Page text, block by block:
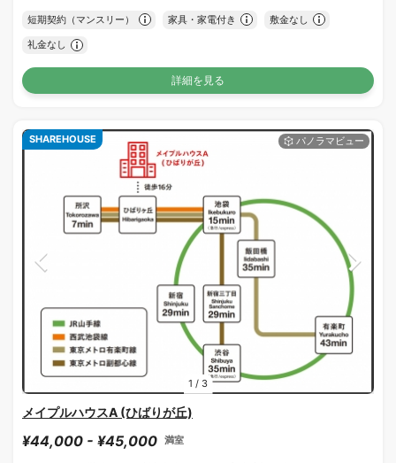
短期契約（マンスリー） 家具・家電付き 敷金なし
礼金なし
詳細を見る
1 / 3
SHAREHOUSE
メイプルハウスA (ひばりが丘)
¥44,000 - ¥45,000 満室